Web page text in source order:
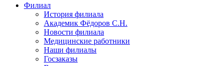
Филиал
История филиала
Академик Фёдоров С.Н.
Новости филиала
Медицинские работники
Наши филиалы
Госзаказы